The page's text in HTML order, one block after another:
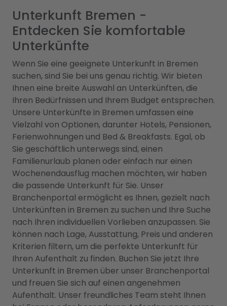
Unterkunft Bremen -
Entdecken Sie komfortable
Unterkünfte
Wenn Sie eine geeignete Unterkunft in Bremen
suchen, sind Sie bei uns genau richtig. Wir bieten
Ihnen eine breite Auswahl an Unterkünften, die
Ihren Bedürfnissen und Ihrem Budget entsprechen.
Unsere Unterkünfte in Bremen umfassen eine
Vielzahl von Optionen, darunter Hotels, Pensionen,
Ferienwohnungen und Bed & Breakfasts. Egal, ob
Sie geschäftlich unterwegs sind, einen
Familienurlaub planen oder einfach nur einen
Wochenendausflug machen möchten, wir haben
die passende Unterkunft für Sie. Unser
Branchenportal ermöglicht es Ihnen, gezielt nach
Unterkünften in Bremen zu suchen und Ihre Suche
nach Ihren individuellen Vorlieben anzupassen. Sie
können nach Lage, Ausstattung, Preis und anderen
Kriterien filtern, um die perfekte Unterkunft für
Ihren Aufenthalt zu finden. Buchen Sie jetzt Ihre
Unterkunft in Bremen über unser Branchenportal
und freuen Sie sich auf einen angenehmen
Aufenthalt. Unser freundliches Team steht Ihnen